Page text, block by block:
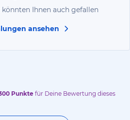
Ihnen auch gefallen
ansehen
Punkte für Deine Bewertung dieses